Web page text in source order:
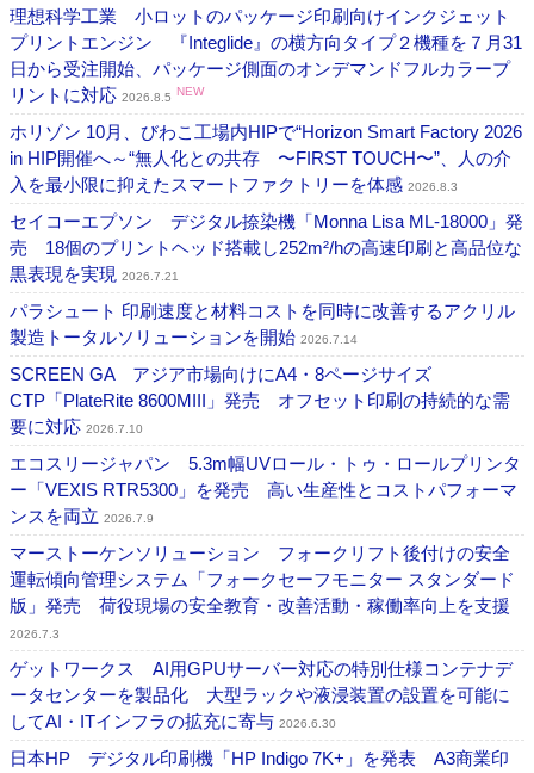
理想科学工業 小ロットのパッケージ印刷向けインクジェット
プリントエンジン 『Integlide』の横方向タイプ２機種を７月31
日から受注開始、パッケージ側面のオンデマンドフルカラープ
リントに対応 2026.8.5 NEW
ホリゾン 10月、びわこ工場内HIPで“Horizon Smart Factory 2026
in HIP開催へ～“無人化との共存 〜FIRST TOUCH〜”、人の介
入を最小限に抑えたスマートファクトリーを体感 2026.8.3
セイコーエプソン デジタル捺染機「Monna Lisa ML-18000」発
売 18個のプリントヘッド搭載し252m²/hの高速印刷と高品位な
黒表現を実現 2026.7.21
パラシュート 印刷速度と材料コストを同時に改善するアクリル
製造トータルソリューションを開始 2026.7.14
SCREEN GA アジア市場向けにA4・8ページサイズ
CTP「PlateRite 8600MIII」発売 オフセット印刷の持続的な需
要に対応 2026.7.10
エコスリージャパン 5.3m幅UVロール・トゥ・ロールプリンタ
ー「VEXIS RTR5300」を発売 高い生産性とコストパフォーマ
ンスを両立 2026.7.9
マーストーケンソリューション フォークリフト後付けの安全
運転傾向管理システム「フォークセーフモニター スタンダード
版」発売 荷役現場の安全教育・改善活動・稼働率向上を支援
2026.7.3
ゲットワークス AI用GPUサーバー対応の特別仕様コンテナデ
ータセンターを製品化 大型ラックや液浸装置の設置を可能に
してAI・ITインフラの拡充に寄与 2026.6.30
日本HP デジタル印刷機「HP Indigo 7K+」を発表 A3商業印